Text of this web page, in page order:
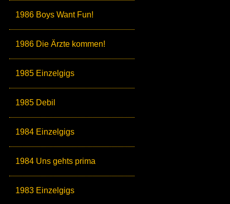
1986 Boys Want Fun!
1986 Die Ärzte kommen!
1985 Einzelgigs
1985 Debil
1984 Einzelgigs
1984 Uns gehts prima
1983 Einzelgigs